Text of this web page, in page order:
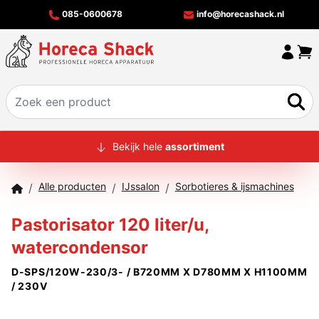
085-0600678 info@horecashack.nl
HOME
OVER ONS
MERKEN
OFFERTECHECKER
CONTACT
Bekijk hele assortiment
/ Alle producten / IJssalon / Sorbotieres & ijsmachines
Pastorisator 120 liter/u,
watercondensor
D-SPS/120W-230/3- / B720MM X D780MM X H1100MM
/ 230V